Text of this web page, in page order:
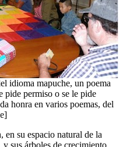
idioma mapuche, un poema
pide permiso o se le pide
honra en varios poemas, del
en su espacio natural de la
sus árboles de crecimiento